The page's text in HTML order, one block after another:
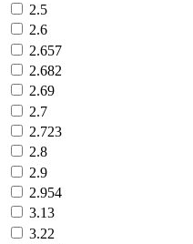
2.5
2.6
2.657
2.682
2.69
2.7
2.723
2.8
2.9
2.954
3.13
3.22